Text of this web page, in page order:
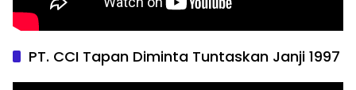
PT. CCI Tapan Diminta Tuntaskan Janji 1997